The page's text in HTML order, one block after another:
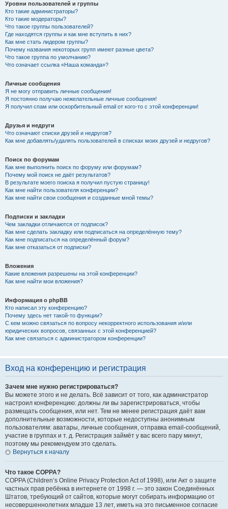
Уровни пользователей и группы
Кто такие администраторы?
Кто такие модераторы?
Что такое группы пользователей?
Где находятся группы и как мне вступить в них?
Как мне стать лидером группы?
Почему названия некоторых групп имеют разные цвета?
Что такое группа по умолчанию?
Что означает ссылка «Наша команда»?
Личные сообщения
Я не могу отправить личные сообщения!
Я постоянно получаю нежелательные личные сообщения!
Я получил спам или оскорбительный email от кого-то с этой конференции!
Друзья и недруги
Что означают списки друзей и недругов?
Как мне добавлять/удалять пользователей в списках моих друзей и недругов?
Поиск по форумам
Как мне выполнить поиск по форуму или форумам?
Почему мой поиск не даёт результатов?
В результате моего поиска я получил пустую страницу!
Как мне найти пользователя конференции?
Как мне найти свои сообщения и созданные мной темы?
Подписки и закладки
Чем закладки отличаются от подписок?
Как мне сделать закладку или подписаться на определённую тему?
Как мне подписаться на определённый форум?
Как мне отказаться от подписки?
Вложения
Какие вложения разрешены на этой конференции?
Как мне найти мои вложения?
Информация о phpBB
Кто написал эту конференцию?
Почему здесь нет такой-то функции?
С кем можно связаться по вопросу некорректного использования и/или
юридических вопросов, связанных с этой конференцией?
Как мне связаться с администратором конференции?
Вход на конференцию и регистрация
Зачем мне нужно регистрироваться?
Вы можете этого и не делать. Всё зависит от того, как администратор
настроил конференцию: должны ли вы зарегистрироваться, чтобы
размещать сообщения, или нет. Тем не менее регистрация даёт вам
дополнительные возможности, которые недоступны анонимным
пользователям: аватары, личные сообщения, отправка email-сообщений,
участие в группах и т. д. Регистрация займёт у вас всего пару минут,
поэтому мы рекомендуем это сделать.
Вернуться к началу
Что такое COPPA?
COPPA (Children’s Online Privacy Protection Act of 1998), или Акт о защите
частных прав ребёнка в интернете от 1998 г. — это закон Соединённых
Штатов, требующий от сайтов, которые могут собирать информацию от
несовершеннолетних младше 13 лет, иметь на это письменное согласие